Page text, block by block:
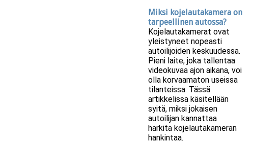
Miksi kojelautakamera on
tarpeellinen autossa?
Kojelautakamerat ovat
yleistyneet nopeasti
autoilijoiden keskuudessa.
Pieni laite, joka tallentaa
videokuvaa ajon aikana, voi
olla korvaamaton useissa
tilanteissa. Tässä
artikkelissa käsitellään
syitä, miksi jokaisen
autoilijan kannattaa
harkita kojelautakameran
hankintaa.